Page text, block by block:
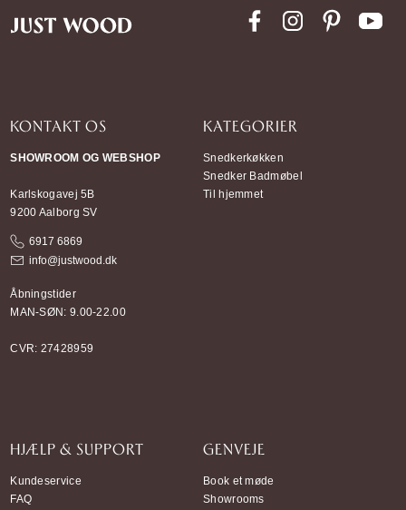
KONTAKT OS
SHOWROOM OG WEBSHOP
Karlskogavej 5B
9200 Aalborg SV
6917 6869
info@justwood.dk
Åbningstider
MAN-SØN: 9.00-22.00
CVR: 27428959
KATEGORIER
Snedkerkøkken
Snedker Badmøbel
Til hjemmet
HJÆLP & SUPPORT
Kundeservice
FAQ
GENVEJE
Book et møde
Showrooms